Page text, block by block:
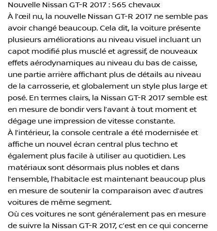
Nouvelle Nissan GT-R 2017 : 565 chevaux
À l’œil nu, la nouvelle Nissan GT-R 2017 ne semble pas
avoir changé beaucoup. Cela dit, la voiture présente
plusieurs améliorations au niveau visuel incluant un
capot modifié plus musclé et agressif, de nouveaux
effets aérodynamiques au niveau du bas de caisse,
une partie arrière affichant plus de détails au niveau
de la carrosserie, et globalement un style plus large et
posé. En termes clairs, la Nissan GT-R 2017 semble est
en mesure de bondir vers l’avant à tout moment et
dégage une impression de vitesse constante.
À l’intérieur, la console centrale a été modernisée et
affiche un nouvel écran central plus techno et
également plus facile à utiliser au quotidien. Les
matériaux sont désormais plus nobles et dans
l’ensemble, l’habitacle est maintenant beaucoup plus
en mesure de soutenir la comparaison avec d’autres
voitures de même segment.
Où ces voitures ne sont généralement pas en mesure
de suivre la Nissan GT-R 2017, c’est en ce qui concerne